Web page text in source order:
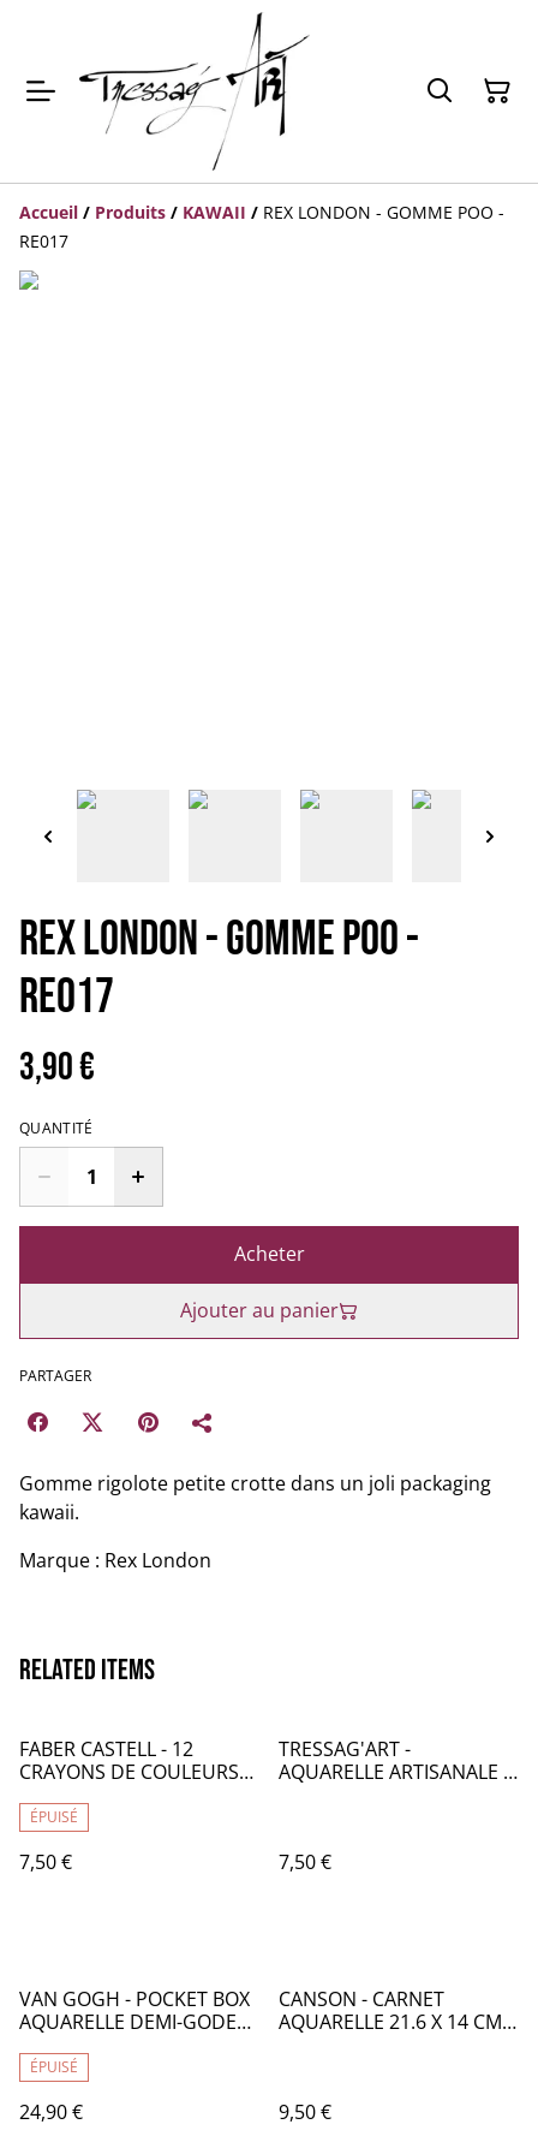
Accueil / Produits / KAWAII / REX LONDON - GOMME POO -
RE017
REX LONDON - GOMME POO -
RE017
3,90 €
QUANTITÉ
Acheter
Ajouter au panier
PARTAGER
Gomme rigolote petite crotte dans un joli packaging
kawaii.
Marque : Rex London
Related items
FABER CASTELL - 12
CRAYONS DE COULEURS
ÉPUISÉ
7,50 €
TRESSAG'ART -
AQUARELLE ARTISANALE -
7,50 €
VAN GOGH - POCKET BOX
AQUARELLE DEMI-GODETS
ÉPUISÉ
24,90 €
CANSON - CARNET
AQUARELLE 21.6 X 14 CM
9,50 €